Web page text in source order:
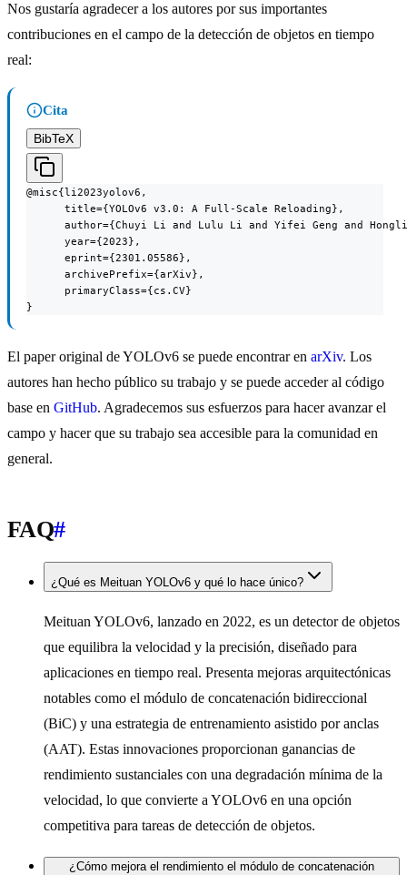
Nos gustaría agradecer a los autores por sus importantes
contribuciones en el campo de la detección de objetos en tiempo
real:
Cita
BibTeX
@misc{li2023yolov6,
      title={YOLOv6 v3.0: A Full-Scale Reloading},
author={Chuyi Li and Lulu Li and Yifei Geng and
      year={2023},
      eprint={2301.05586},
      archivePrefix={arXiv},
      primaryClass={cs.CV}
}
El paper original de YOLOv6 se puede encontrar en arXiv. Los
autores han hecho público su trabajo y se puede acceder al código
base en GitHub. Agradecemos sus esfuerzos para hacer avanzar el
campo y hacer que su trabajo sea accesible para la comunidad en
general.
FAQ#
¿Qué es Meituan YOLOv6 y qué lo hace único?
Meituan YOLOv6, lanzado en 2022, es un detector de objetos
que equilibra la velocidad y la precisión, diseñado para
aplicaciones en tiempo real. Presenta mejoras arquitectónicas
notables como el módulo de concatenación bidireccional
(BiC) y una estrategia de entrenamiento asistido por anclas
(AAT). Estas innovaciones proporcionan ganancias de
rendimiento sustanciales con una degradación mínima de la
velocidad, lo que convierte a YOLOv6 en una opción
competitiva para tareas de detección de objetos.
¿Cómo mejora el rendimiento el módulo de concatenación